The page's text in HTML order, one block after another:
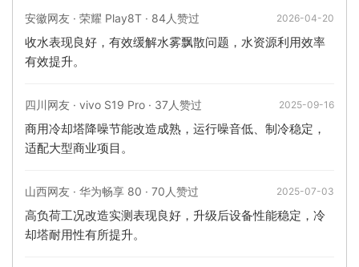
安徽网友 · 荣耀 Play8T · 84人赞过 2026-04-20
收水表现良好，有效缓解水雾飘散问题，水资源利用效率
有效提升。
四川网友 · vivo S19 Pro · 37人赞过 2025-09-16
商用冷却塔降噪节能改造成熟，运行噪音低、制冷稳定，
适配大型商业项目。
山西网友 · 华为畅享 80 · 70人赞过 2025-07-03
高负荷工况改造实测表现良好，升级后设备性能稳定，冷
却塔耐用性有所提升。